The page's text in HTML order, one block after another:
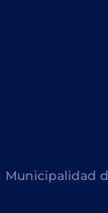
Municipalidad